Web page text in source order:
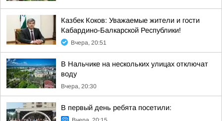
Казбек Коков: Уважаемые жители и гости
Кабардино-Балкарской Республики!
Вчера, 20:51
В Нальчике на нескольких улицах отключат
воду
Вчера, 20:30
В первый день ребята посетили: